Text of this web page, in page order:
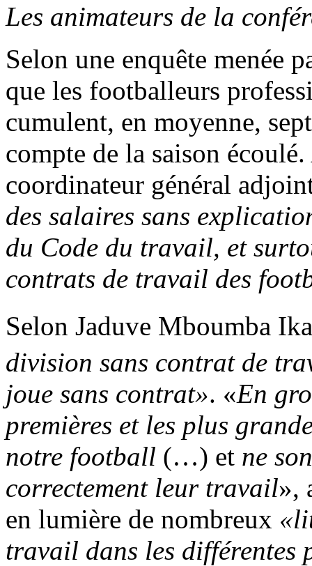
Les animateurs de la
Selon une enquête menée
que les footballeurs
cumulent, en moyenne,
compte de la saison
coordinateur général
des salaires sans
du Code du travail, et
contrats de travail des
Selon Jaduve Mboumba
division sans contrat de
joue sans contrat». «En
premières et les plus
notre football (…) et ne
correctement leur travail»,
en lumière de nombreux
travail dans les différentes